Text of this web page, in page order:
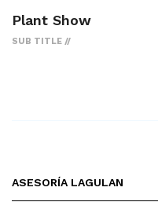
Plant Show
SUB TITLE
ASESORÍA LAGULAN